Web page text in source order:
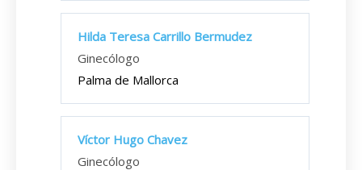
Hilda Teresa Carrillo Bermudez
Ginecólogo
Palma de Mallorca
Víctor Hugo Chavez
Ginecólogo